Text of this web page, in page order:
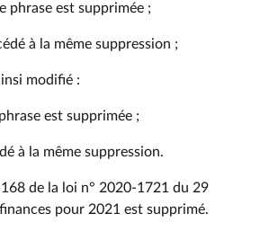
phrase est supprimée ;
à la même suppression ;
modifié :
est supprimée ;
à la même suppression.
168 de la loi n° 2020‑1721 du 29
pour 2021 est supprimé.